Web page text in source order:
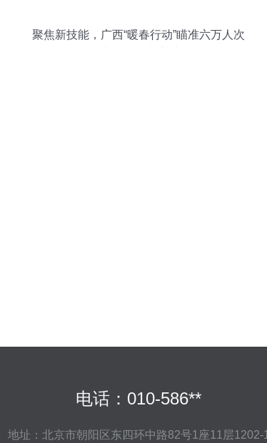
聚焦新技能，广西“暖春行动”瞄准六万人次
电话：010-586**
地址：北京市朝阳区东四环中路82号1座11层1202-1